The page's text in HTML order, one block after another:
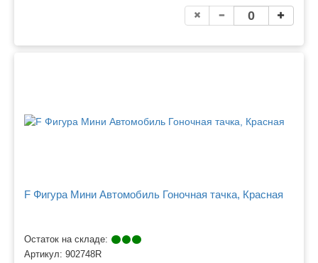
F Фигура Мини Автомобиль Гоночная тачка, Красная
Остаток на складе:
Артикул: 902748R